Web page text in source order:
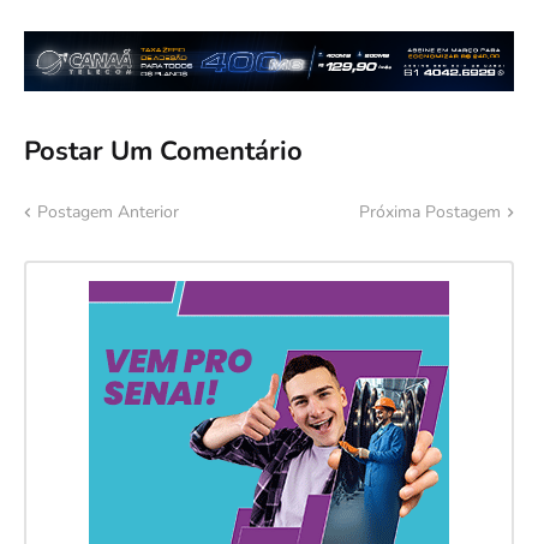
Postar Um Comentário
Postagem Anterior Próxima Postagem